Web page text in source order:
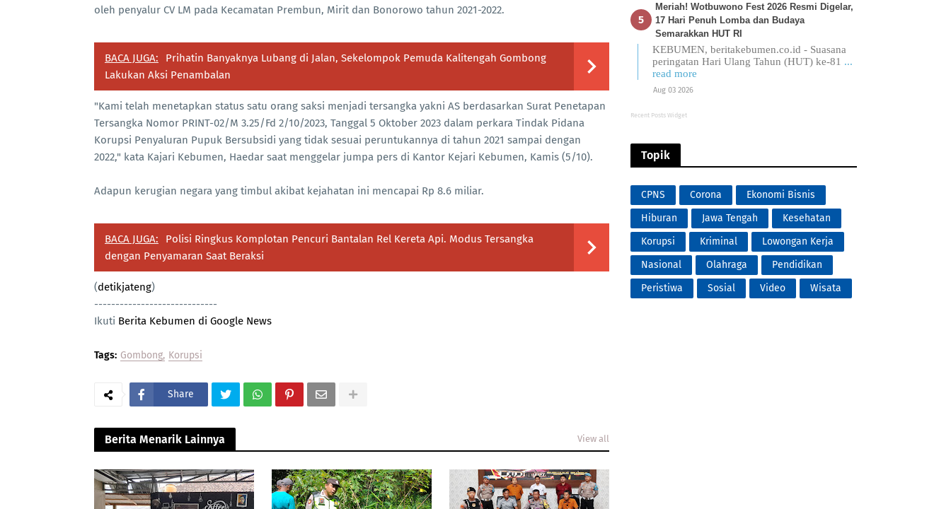
oleh penyalur CV LM pada Kecamatan Prembun, Mirit dan Bonorowo tahun 2021-2022.
BACA JUGA:
Prihatin Banyaknya Lubang di Jalan, Sekelompok Pemuda Kalitengah Gombong
Lakukan Aksi Penambalan
"Kami telah menetapkan status satu orang saksi menjadi tersangka yakni AS berdasarkan Surat Penetapan
Tersangka Nomor PRINT-02/M 3.25/Fd 2/10/2023, Tanggal 5 Oktober 2023 dalam perkara Tindak Pidana
Korupsi Penyaluran Pupuk Bersubsidi yang tidak sesuai peruntukannya di tahun 2021 sampai dengan
2022," kata Kajari Kebumen, Haedar saat menggelar jumpa pers di Kantor Kejari Kebumen, Kamis (5/10).
Adapun kerugian negara yang timbul akibat kejahatan ini mencapai Rp 8.6 miliar.
BACA JUGA:
Polisi Ringkus Komplotan Pencuri Bantalan Rel Kereta Api. Modus Tersangka
dengan Penyamaran Saat Beraksi
(detikjateng)
-----------------------------
Ikuti Berita Kebumen di Google News
Tags: Gombong Korupsi
Share
Berita Menarik Lainnya View all
Meriah! Wotbuwono Fest 2026 Resmi Digelar,
17 Hari Penuh Lomba dan Budaya
Semarakkan HUT RI
KEBUMEN, beritakebumen.co.id - Suasana
peringatan Hari Ulang Tahun (HUT) ke-81 ...
read more
Aug 03 2026
Recent Posts Widget
Topik
CPNS Corona
Ekonomi Bisnis
Hiburan
Jawa Tengah
Kesehatan
Korupsi
Kriminal
Lowongan Kerja
Nasional
Olahraga
Pendidikan
Peristiwa
Sosial Video Wisata